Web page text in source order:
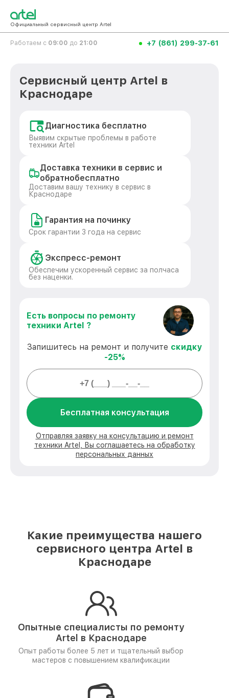
Официальный сервисный центр Artel
Работаем с 09:00 до 21:00 +7 (861) 299-37-61
Сервисный центр Artel в
Краснодаре
Диагностика бесплатно
Выявим скрытые проблемы в работе
техники Artel
Доставка техники в сервис и
обратнобесплатно
Доставим вашу технику в сервис в
Краснодаре
Гарантия на починку
Срок гарантии 3 года на сервис
Экспресс-ремонт
Обеспечим ускоренный сервис за полчаса
без наценки.
Есть вопросы по ремонту
техники Artel ?
Запишитесь на ремонт и получите скидку
-25%
Бесплатная консультация
Отправляя заявку на консультацию и ремонт
техники Artel, Вы соглашаетесь на обработку
персональных данных
Какие преимущества нашего
сервисного центра Artel в
Краснодаре
Опытные специалисты по ремонту
Artel в Краснодаре
Опыт работы более 5 лет и тщательный выбор
мастеров с повышением квалификации